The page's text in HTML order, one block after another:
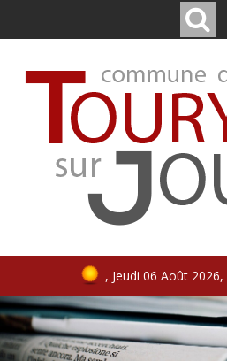
, Jeudi 06 Août 2026,